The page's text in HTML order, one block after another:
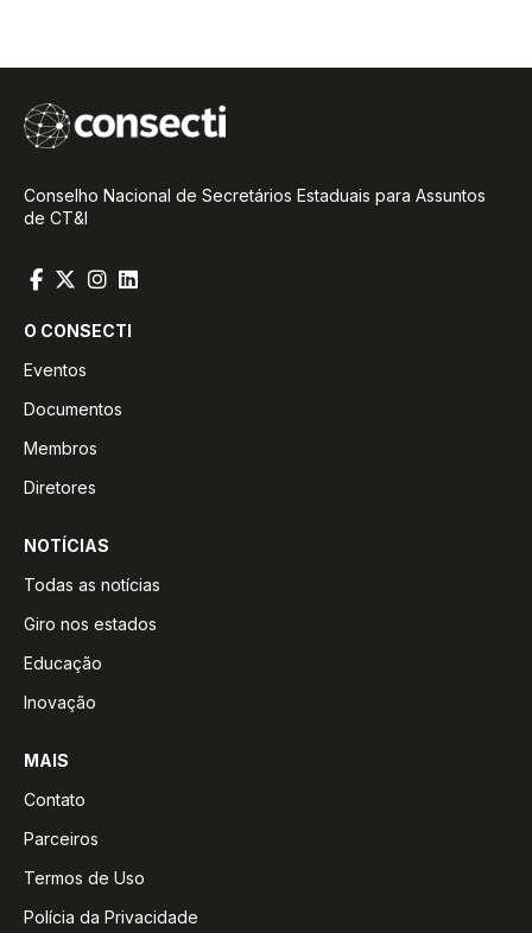
Conselho Nacional de Secretários Estaduais para Assuntos
de CT&I
O CONSECTI
Eventos
Documentos
Membros
Diretores
NOTÍCIAS
Todas as notícias
Giro nos estados
Educação
Inovação
MAIS
Contato
Parceiros
Termos de Uso
Polícia da Privacidade